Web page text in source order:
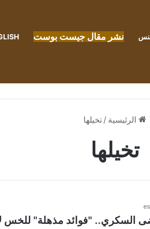
نشر مقال جيست بوست
الرئيسية / تخيلها
تخيلها
السكري.. "فوائد مذهلة" للخس